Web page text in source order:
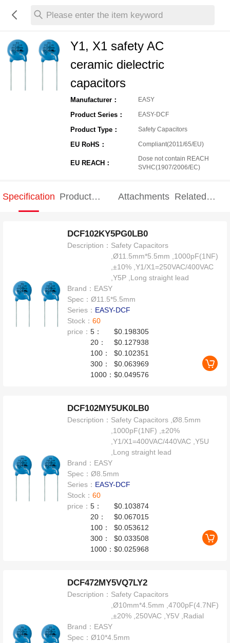
Please enter the item keyword
Y1, X1 safety AC
ceramic dielectric
capacitors
Manufacturer： EASY
Product Series： EASY-DCF
Product Type： Safety Capacitors
EU RoHS： Compliant(2011/65/EU)
EU REACH：
Dose not contain REACH
SVHC(1907/2006/EC)
Specification Product
Attachments Related
DCF102KY5PG0LB0
Description： Safety Capacitors
,Ø11.5mm*5.5mm ,1000pF(1NF)
,±10% ,Y1/X1=250VAC/400VAC
,Y5P ,Long straight lead
Brand： EASY
Spec：Ø11.5*5.5mm
Series： EASY-DCF
Stock：60
price：5：
$0.198305
20：
$0.127938
100：
$0.102351
300：
$0.063969
1000：$0.049576
DCF102MY5UK0LB0
Description： Safety Capacitors ,Ø8.5mm
,1000pF(1NF) ,±20%
,Y1/X1=400VAC/440VAC ,Y5U
,Long straight lead
Brand： EASY
Spec：Ø8.5mm
Series： EASY-DCF
Stock：60
price：5：
$0.103874
20：
$0.067015
100：
$0.053612
300：
$0.033508
1000：$0.025968
DCF472MY5VQ7LY2
Description： Safety Capacitors
,Ø10mm*4.5mm ,4700pF(4.7NF)
,±20% ,250VAC ,Y5V ,Radial
Brand： EASY
Spec：Ø10*4.5mm